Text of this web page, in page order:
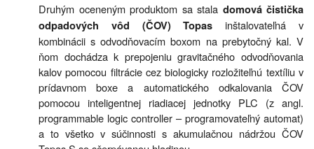
Druhým oceneným produktom sa stala domová čistička
odpadových vôd (ČOV) Topas inštalovateľná v
kombinácii s odvodňovacím boxom na prebytočný kal. V
ňom dochádza k prepojeniu gravitačného odvodňovania
kalov pomocou filtrácie cez biologicky rozložiteľnú textíliu v
prídavnom boxe a automatického odkalovania ČOV
pomocou inteligentnej riadiacej jednotky PLC (z angl.
programmable logic controller – programovateľný automat)
a to všetko v súčinnosti s akumulačnou nádržou ČOV